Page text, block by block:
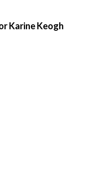
Karine Keogh